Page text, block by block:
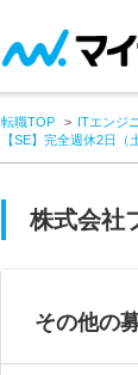
転職TOP ITエンジ
【SE】完全週休2日
株式会社
その他の